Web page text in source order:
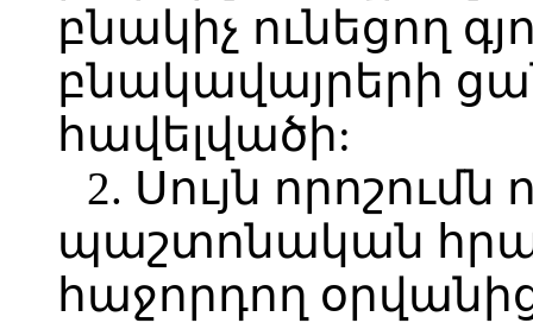
բնակիչ ունեցող
բնակավայրերի
հավելվածի:
2. Սույն որոշումն
պաշտոնական
հաջորդող